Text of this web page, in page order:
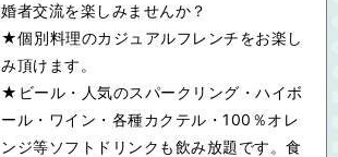
婚者交流を楽しみませんか？
★個別料理のカジュアルフレンチをお楽し
み頂けます。
★ビール・人気のスパークリング・ハイボ
ール・ワイン・各種カクテル・100％オレ
ンジ等ソフトドリンクも飲み放題です。食